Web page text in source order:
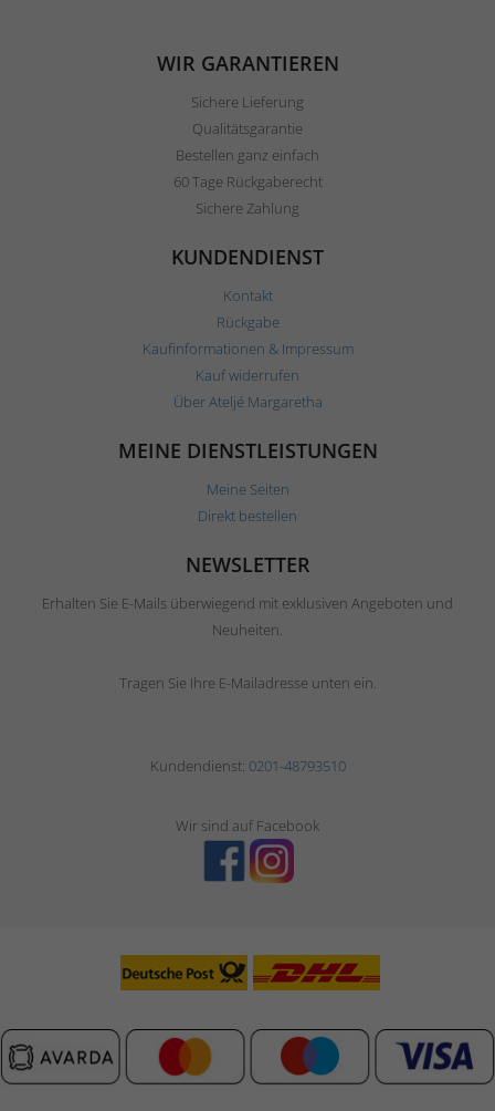
WIR GARANTIEREN
Sichere Lieferung
Qualitätsgarantie
Bestellen ganz einfach
60 Tage Rückgaberecht
Sichere Zahlung
KUNDENDIENST
Kontakt
Rückgabe
Kaufinformationen & Impressum
Kauf widerrufen
Über Ateljé Margaretha
MEINE DIENSTLEISTUNGEN
Meine Seiten
Direkt bestellen
NEWSLETTER
Erhalten Sie E-Mails überwiegend mit exklusiven Angeboten und
Neuheiten.
Tragen Sie Ihre E-Mailadresse unten ein.
Kundendienst: 0201-48793510
Wir sind auf Facebook